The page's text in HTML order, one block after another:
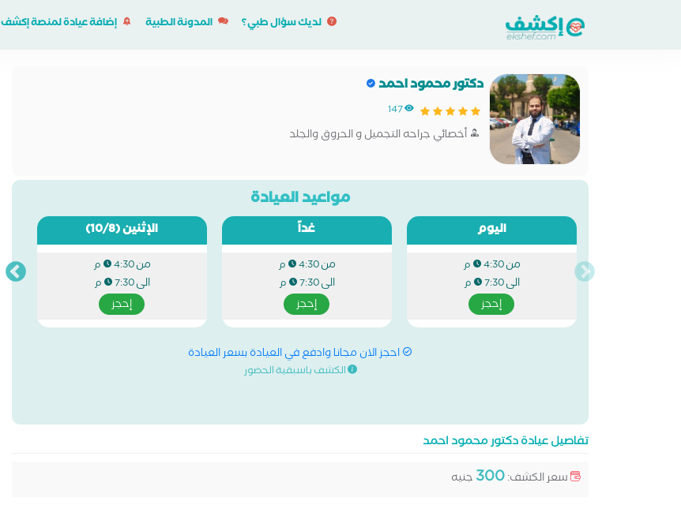
لديك سؤال طبي؟ المدونة الطبية إضافة عيادة لمنصة إكشف
دكتور محمود احمد
147
أخصائي جراحه التجميل و الحروق والجلد
مواعيد العيادة
اليوم
من4:30 م
الى7:30 م
إحجز
غداً
من4:30 م
الى7:30 م
إحجز
الإثنين(10/8)
من4:30 م
الى7:30 م
إحجز
احجز الان مجانا وادفع في العيادة بسعر العيادة
الكشف باسبقية الحضور
تفاصيل عيادة دكتور محمود احمد
سعر الكشف:300 جنيه